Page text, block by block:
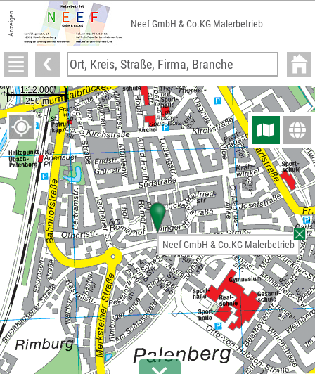
Anzeigen Neef GmbH & Co.KG Malerbetrieb
Neef GmbH & Co.KG Malerbetrieb